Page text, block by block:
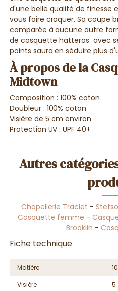
d'une belle qualité de finesse
vous faire craquer. Sa coupe
comparée à aucune autre
de casquette hatteras avec
points saura en séduire plus
À propos de la
Midtown
Composition : 100% coton
Doubleur : 100% coton
Visière de 5 cm environ
Protection UV : UPF 40+
Autres
Chapellerie Traclet -
Casquette femme -
Brooklin -
Fiche technique
Matière
Visière
5